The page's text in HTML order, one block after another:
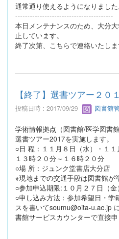
通常通り使えるようになりまし
----------------------------------------
本日メンテナンスのため、大分
止しています。
終了次第、こちらで連絡いたしま
【終了】選書ツアー２０
投稿日時 : 2017/09/29 図書館
学術情報拠点（図書館/医学図書
選書ツアー2017を実施します。
○日 程：１１月８日（水）・１
１３時２０分～１６時２０分
○場 所：ジュンク堂書店大分店
※現地までの交通手段は図書館が
○参加申込期限:１０月２７日（金）
○申し込み方法：参加希望日・学
スを書いてsoumu@oita-u.ac.jp
書館サービスカウンターで直接